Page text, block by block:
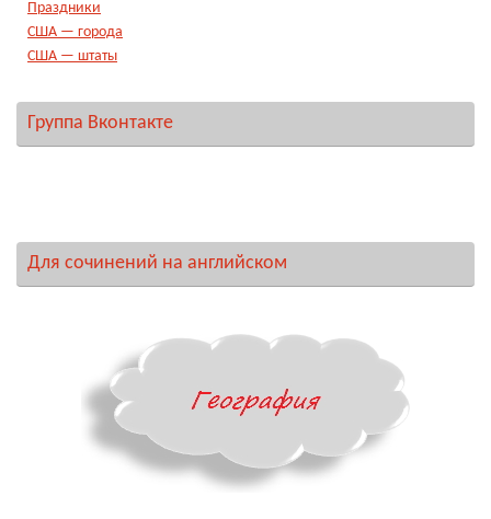
Праздники
США — города
США — штаты
Группа Вконтакте
Для сочинений на английском